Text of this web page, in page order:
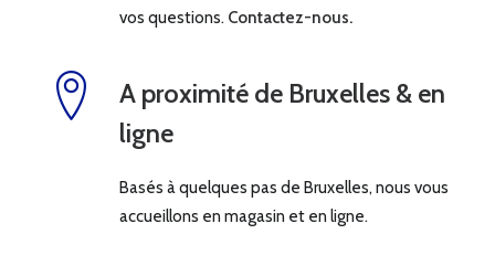
vos questions. Contactez-nous.
A proximité de Bruxelles & en
ligne
Basés à quelques pas de Bruxelles, nous vous
accueillons en magasin et en ligne.